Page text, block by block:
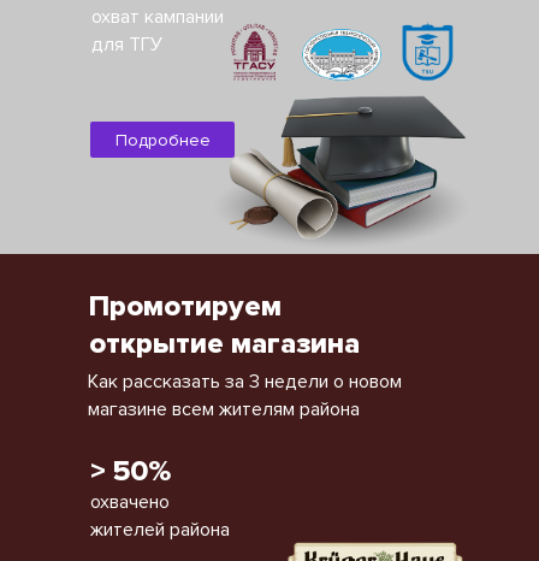
охват кампании
для ТГУ
Подробнее
Промотируем
открытие магазина
Как рассказать за 3 недели о новом
магазине всем жителям района
охвачено
жителей района
> 50%